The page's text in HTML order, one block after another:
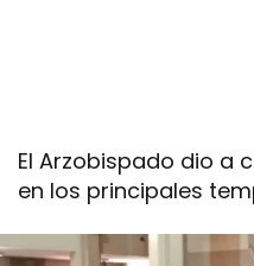
El Arzobispado dio a
en los principales